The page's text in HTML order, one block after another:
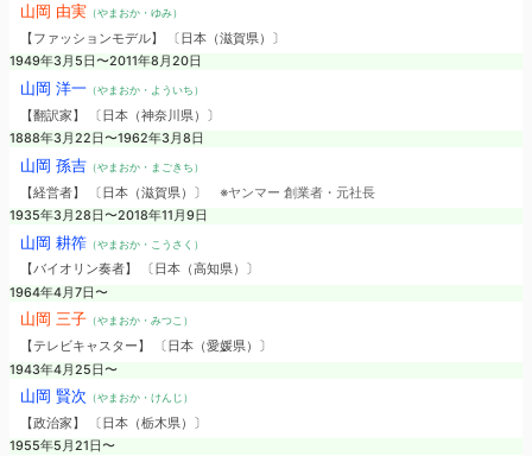
山岡 由実（やまおか・ゆみ）
【ファッションモデル】 〔日本（滋賀県）〕
1949年3月5日〜2011年8月20日
山岡 洋一（やまおか・よういち）
【翻訳家】 〔日本（神奈川県）〕
1888年3月22日〜1962年3月8日
山岡 孫吉（やまおか・まごきち）
【経営者】 〔日本（滋賀県）〕 ※ヤンマー 創業者・元社長
1935年3月28日〜2018年11月9日
山岡 耕筰（やまおか・こうさく）
【バイオリン奏者】 〔日本（高知県）〕
1964年4月7日〜
山岡 三子（やまおか・みつこ）
【テレビキャスター】 〔日本（愛媛県）〕
1943年4月25日〜
山岡 賢次 （やまおか・けんじ）
【政治家】 〔日本（栃木県）〕
1955年5月21日〜